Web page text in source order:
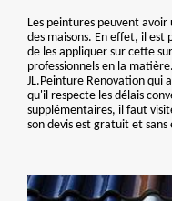
Les peintures peuvent
des maisons. En effet, il est
de les appliquer sur cette
professionnels en la
JL.Peinture Renovation qui
qu'il respecte les délais
supplémentaires, il faut
son devis est gratuit et